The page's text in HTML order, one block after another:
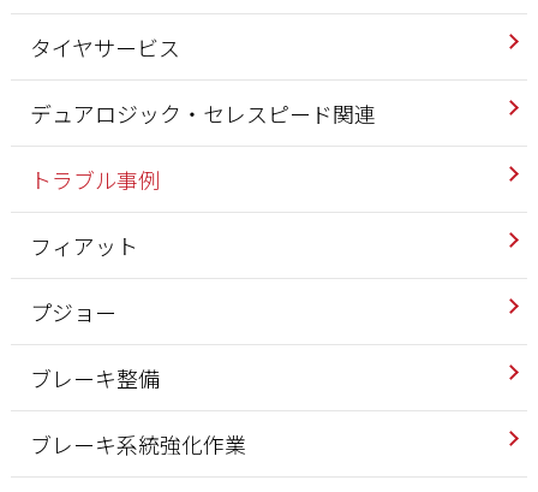
タイヤサービス
デュアロジック・セレスピード関連
トラブル事例
フィアット
プジョー
ブレーキ整備
ブレーキ系統強化作業